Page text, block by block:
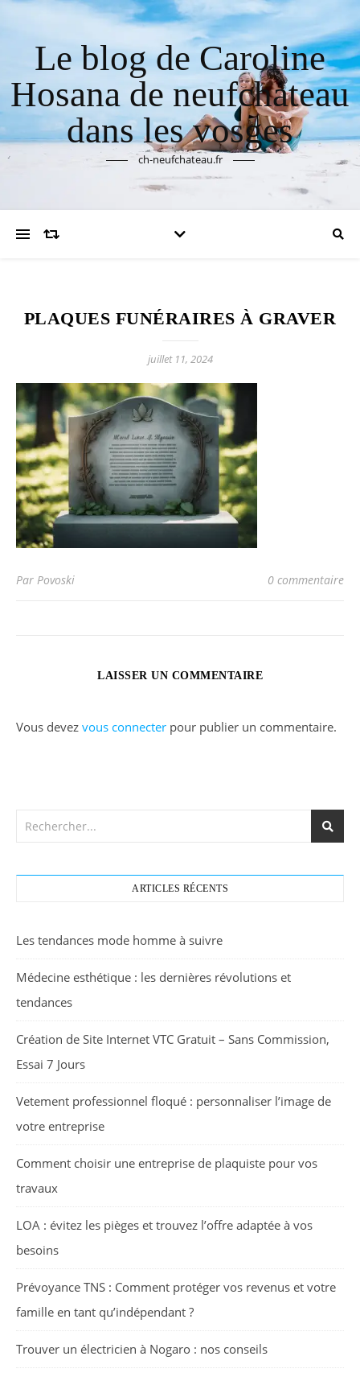
Le blog de Caroline
Hosana de neufchateau
dans les vosges
ch-neufchateau.fr
PLAQUES FUNÉRAIRES À GRAVER
juillet 11, 2024
Par Povoski 0 commentaire
LAISSER UN COMMENTAIRE
Vous devez vous connecter pour publier un commentaire.
ARTICLES RÉCENTS
Les tendances mode homme à suivre
Médecine esthétique : les dernières révolutions et
tendances
Création de Site Internet VTC Gratuit – Sans Commission,
Essai 7 Jours
Vetement professionnel floqué : personnaliser l’image de
votre entreprise
Comment choisir une entreprise de plaquiste pour vos
travaux
LOA : évitez les pièges et trouvez l’offre adaptée à vos
besoins
Prévoyance TNS : Comment protéger vos revenus et votre
famille en tant qu’indépendant ?
Trouver un électricien à Nogaro : nos conseils